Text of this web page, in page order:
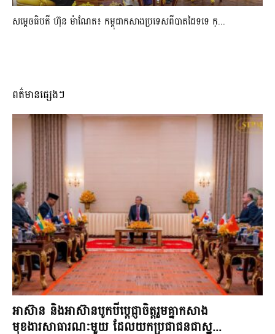
សម្ដេចធិបតី ហ៊ុន ម៉ាណែត៖ កម្ពុជាកសាងប្រទេសពីបាតដៃទទេ ក្...
ពត៌មានផ្សេងៗ
អាស៊ាន និងអាស៊ានបូកបីប្តេជ្ញាចិត្តរួមគ្នាកសាង
មុខងារសាធារណៈមួយ ដែលយកប្រជាជនជាស្នូ...